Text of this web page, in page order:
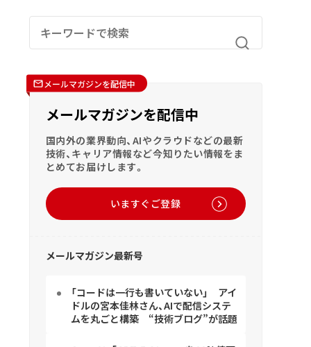
メールマガジンを配信中
メールマガジンを配信中
国内外の業界動向、AIやクラウドなどの最新
技術、キャリア情報など今知りたい情報をま
とめてお届けします。
いますぐご登録
メールマガジン最新号
「コードは一行も書いていない」 アイ
ドルの宮本佳林さん、AIで配信システ
ムを丸ごと構築 “技術ブログ”が話題